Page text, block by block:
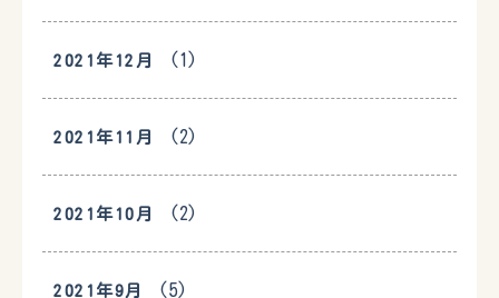
2021年12月 (1)
2021年11月 (2)
2021年10月 (2)
2021年9月 (5)